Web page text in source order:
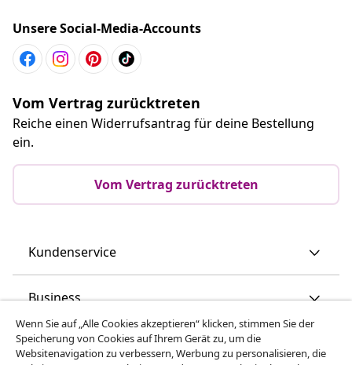
Unsere Social-Media-Accounts
Vom Vertrag zurücktreten
Reiche einen Widerrufsantrag für deine Bestellung
ein.
Vom Vertrag zurücktreten
Kundenservice
Business
vidaXL
Wenn Sie auf „Alle Cookies akzeptieren“ klicken, stimmen Sie der
Speicherung von Cookies auf Ihrem Gerät zu, um die
Websitenavigation zu verbessern, Werbung zu personalisieren, die